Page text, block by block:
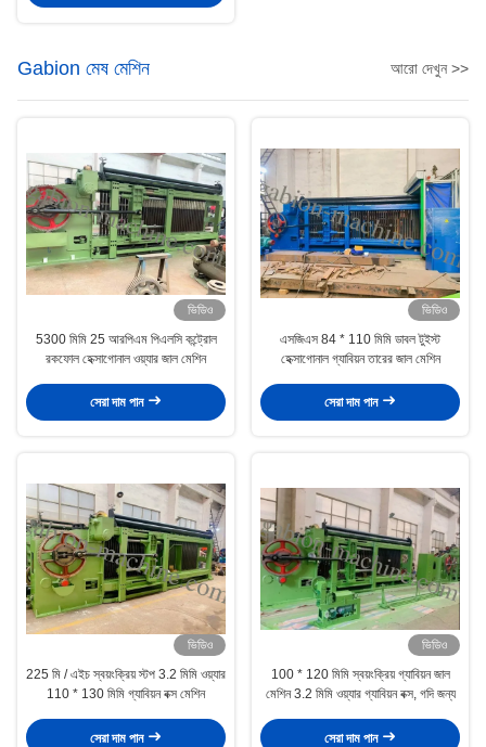
Gabion মেষ মেশিন আরো দেখুন >>
ভিডিও
5300 মিমি 25 আরপিএম পিএলসি কন্ট্রোল
রকফোল হেক্সাগোনাল ওয়্যার জাল মেশিন
সেরা দাম পান
ভিডিও
এসজিএস 84 * 110 মিমি ডাবল টুইস্ট
হেক্সাগোনাল গ্যাবিয়ন তারের জাল মেশিন
সেরা দাম পান
ভিডিও
225 মি / এইচ স্বয়ংক্রিয় স্টপ 3.2 মিমি ওয়্যার
110 * 130 মিমি গ্যাবিয়ন বক্স মেশিন
সেরা দাম পান
ভিডিও
100 * 120 মিমি স্বয়ংক্রিয় গ্যাবিয়ন জাল
মেশিন 3.2 মিমি ওয়্যার গ্যাবিয়ন বক্স, গদি জন্য
সেরা দাম পান